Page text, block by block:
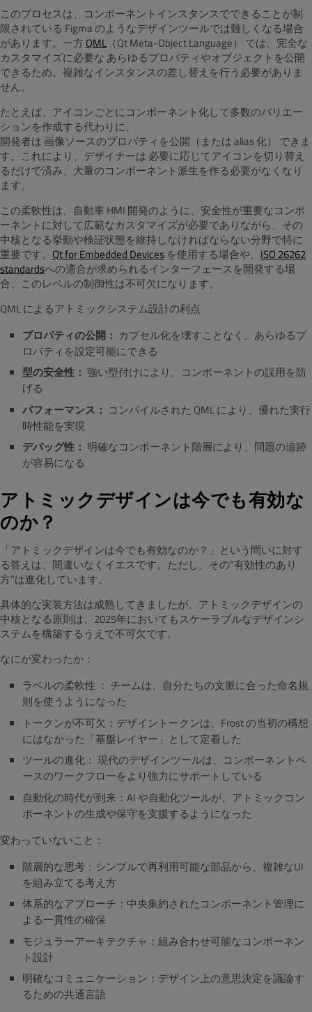
このプロセスは、コンポーネントインスタンスでできることが制
限されている Figma のようなデザインツールでは難しくなる場合
があります。一方QML （Qt Meta-Object Language） では、完全な
カスタマイズに必要な あらゆるプロパティやオブジェクトを公開
できるため、複雑なインスタンスの差し替えを行う必要がありま
せん。
たとえば、アイコンごとにコンポーネント化して多数のバリエー
ションを作成する代わりに、
開発者は 画像ソースのプロパティを公開（または alias 化） できま
す。これにより、デザイナーは 必要に応じてアイコンを切り替え
るだけで済み、大量のコンポーネント派生を作る必要がなくなり
ます。
この柔軟性は、自動車 HMI 開発のように、安全性が重要なコンポ
ーネントに対して広範なカスタマイズが必要でありながら、その
中核となる挙動や検証状態を維持しなければならない分野で特に
重要です。 Qt for Embedded Devices を使用する場合や、 ISO 26262
standardsへの適合が求められるインターフェースを開発する場
合、このレベルの制御性は不可欠になります。
QML によるアトミックシステム設計の利点
プロパティの公開： カプセル化を壊すことなく、あらゆるプ
ロパティを設定可能にできる
型の安全性： 強い型付けにより、コンポーネントの誤用を防
げる
パフォーマンス： コンパイルされた QML により、優れた実行
時性能を実現
デバッグ性： 明確なコンポーネント階層により、問題の追跡
が容易になる
アトミックデザインは今でも有効な
のか？
「アトミックデザインは今でも有効なのか？」という問いに対す
る答えは、間違いなくイエスです。ただし、その“有効性のあり
方”は進化しています。
具体的な実装方法は成熟してきましたが、アトミックデザインの
中核となる原則は、2025年においてもスケーラブルなデザインシ
ステムを構築するうえで不可欠です。
なにが変わったか：
ラベルの柔軟性 ： チームは、自分たちの文脈に合った命名規
則を使うようになった
トークンが不可欠：デザイントークンは、Frost の当初の構想
にはなかった「基盤レイヤー」として定着した
ツールの進化： 現代のデザインツールは、コンポーネントベ
ースのワークフローをより強力にサポートしている
自動化の時代が到来：AI や自動化ツールが、アトミックコン
ポーネントの生成や保守を支援するようになった
変わっていないこと：
階層的な思考：シンプルで再利用可能な部品から、複雑なUI
を組み立てる考え方
体系的なアプローチ：中央集約されたコンポーネント管理に
よる一貫性の確保
モジュラーアーキテクチャ：組み合わせ可能なコンポーネン
ト設計
明確なコミュニケーション：デザイン上の意思決定を議論す
るための共通言語